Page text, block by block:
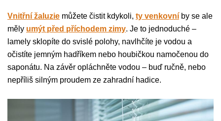
Vnitřní žaluzie můžete čistit kdykoli, ty venkovní by se ale
měly umýt před příchodem zimy. Je to jednoduché –
lamely sklopíte do svislé polohy, navlhčíte je vodou a
očistíte jemným hadříkem nebo houbičkou namočenou do
saponátu. Na závěr opláchněte vodou – buď ručně, nebo
nepříliš silným proudem ze zahradní hadice.